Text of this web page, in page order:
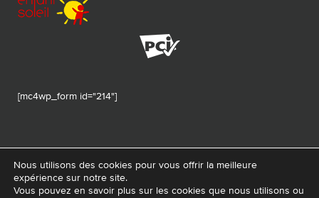
[mc4wp_form id="214"]
© 2026 Tous droits réservés - Fondation de ma vie – Pour la santé de la
Nous utilisons des cookies pour vous offrir la meilleure
expérience sur notre site.
Vous pouvez en savoir plus sur les cookies que nous utilisons ou